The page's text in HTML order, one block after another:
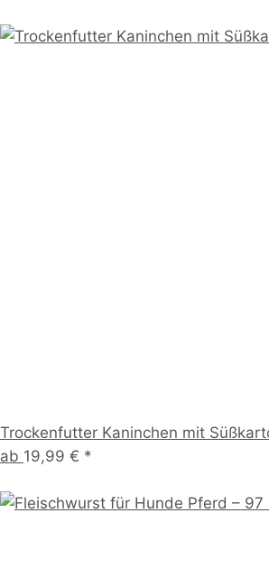
Trockenfutter Kaninchen mit
ab 19,99 € *